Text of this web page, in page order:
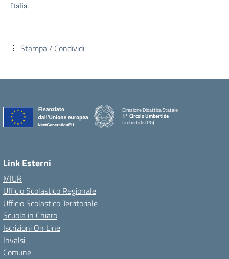
Italia.
Stampa / Condividi
Direzione Didattica Statale
1° Circolo Umbertide
Umbertide (PG)
Link Esterni
MIUR
Ufficio Scolastico Regionale
Ufficio Scolastico Territoriale
Scuola in Chiaro
Iscrizioni On Line
Invalsi
Comune